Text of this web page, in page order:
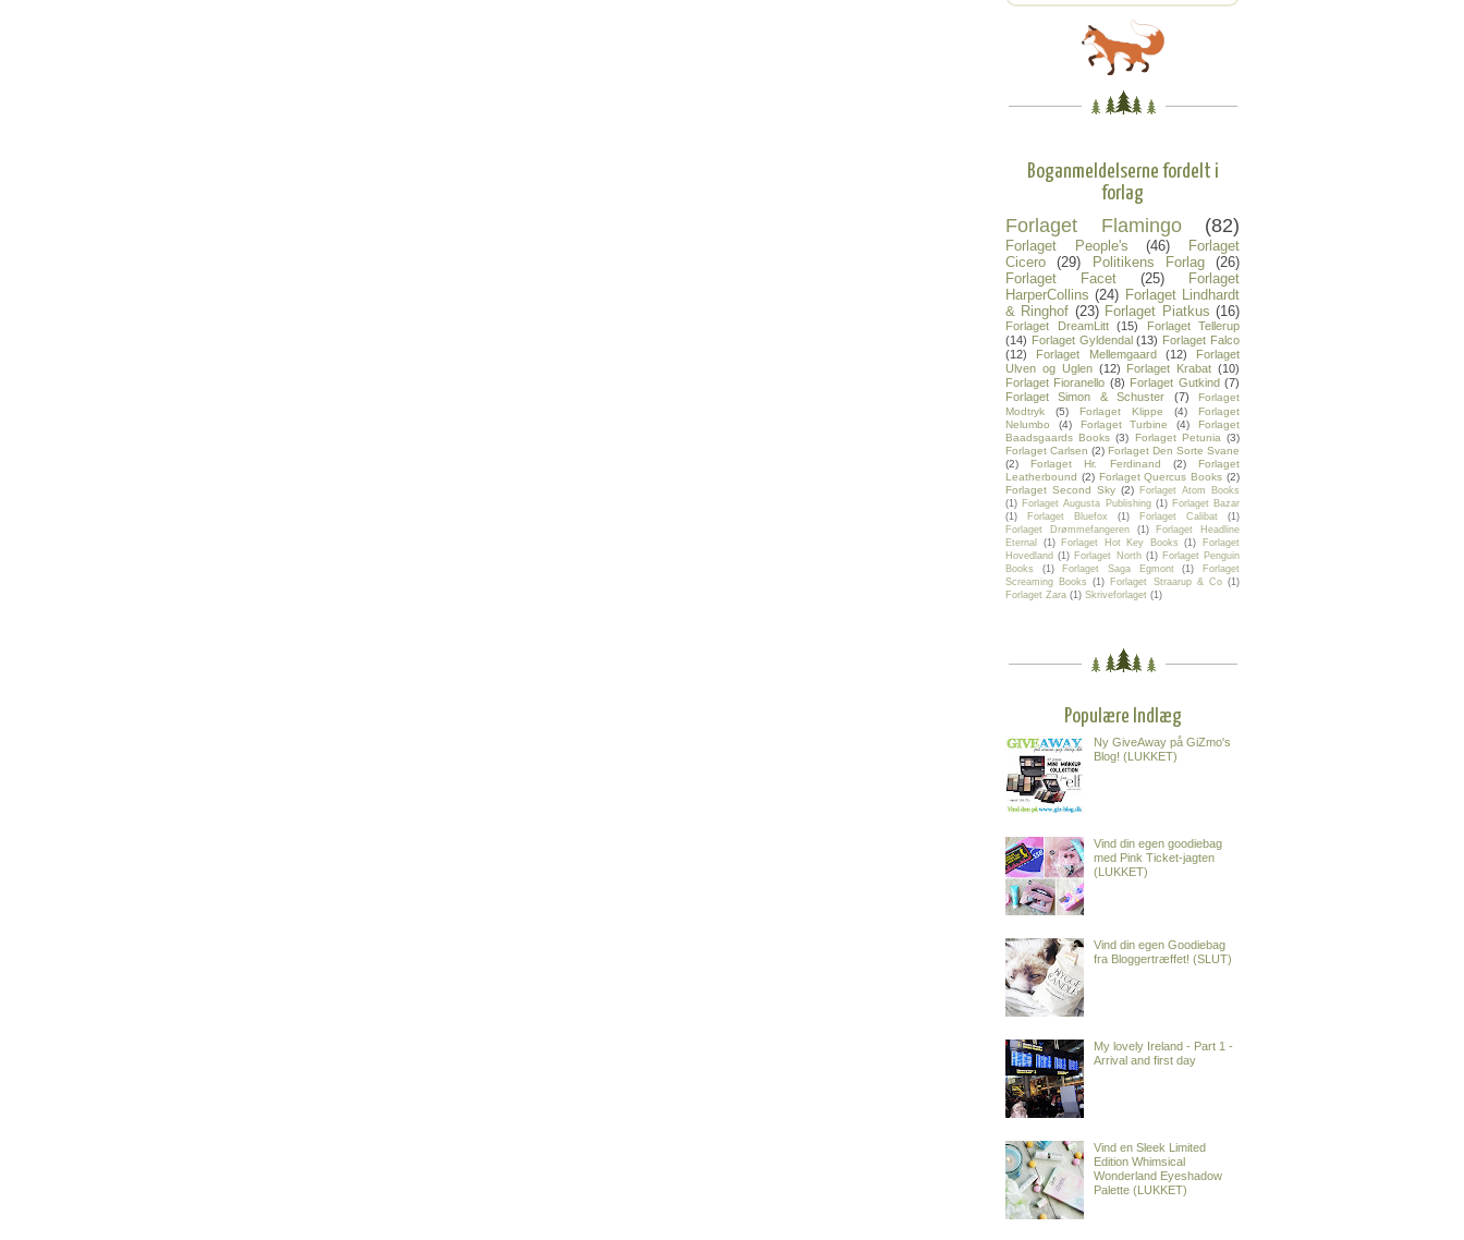
Boganmeldelserne fordelt i
forlag
Forlaget Flamingo (82)
Forlaget People's (46)
Forlaget
Cicero
(29) Politikens Forlag
(26)
Forlaget Facet
(25)
Forlaget
HarperCollins (24) Forlaget Lindhardt
& Ringhof (23) Forlaget Piatkus (16)
Forlaget DreamLitt (15)
Forlaget Tellerup
(14) Forlaget Gyldendal (13) Forlaget Falco
(12)
Forlaget Mellemgaard (12)
Forlaget
Ulven og Uglen (12) Forlaget Krabat (10)
Forlaget Fioranello (8) Forlaget Gutkind (7)
Forlaget Simon & Schuster
(7)
Forlaget
Modtryk
(5) Forlaget Klippe (4)
Forlaget
Nelumbo
(4) Forlaget Turbine (4)
Forlaget
Baadsgaards Books (3) Forlaget Petunia (3)
Forlaget Carlsen (2) Forlaget Den Sorte Svane
(2)
Forlaget Hr. Ferdinand (2)
Forlaget
Leatherbound (2) Forlaget Quercus Books (2)
Forlaget Second Sky (2) Forlaget Atom Books
(1) Forlaget Augusta Publishing (1) Forlaget Bazar
(1)
Forlaget Bluefox (1) Forlaget Calibat
(1)
Forlaget Drømmefangeren
(1)
Forlaget Headline
Eternal
(1) Forlaget Hot Key Books (1)
Forlaget
Hovedland (1) Forlaget North (1) Forlaget Penguin
Books
(1) Forlaget Saga Egmont (1)
Forlaget
Screaming Books
(1) Forlaget Straarup & Co (1)
Forlaget Zara (1) Skriveforlaget (1)
Populære Indlæg
Ny GiveAway på GiZmo's
Blog! (LUKKET)
Vind din egen goodiebag
med Pink Ticket-jagten
(LUKKET)
Vind din egen Goodiebag
fra Bloggertræffet! (SLUT)
My lovely Ireland - Part 1 -
Arrival and first day
Vind en Sleek Limited
Edition Whimsical
Wonderland Eyeshadow
Palette (LUKKET)